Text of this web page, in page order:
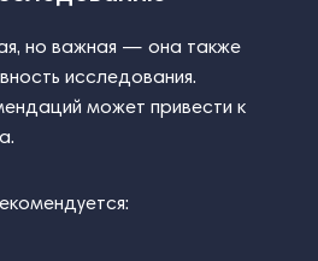
но важная — она также
исследования.
может привести к